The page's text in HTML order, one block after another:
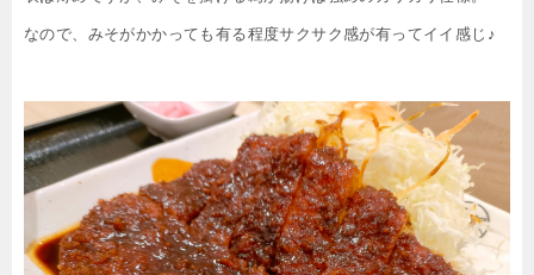
なので、みそがかかっても有る程度サクサク感が有ってイイ感じ♪